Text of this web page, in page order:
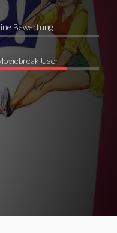
Bewertung
User